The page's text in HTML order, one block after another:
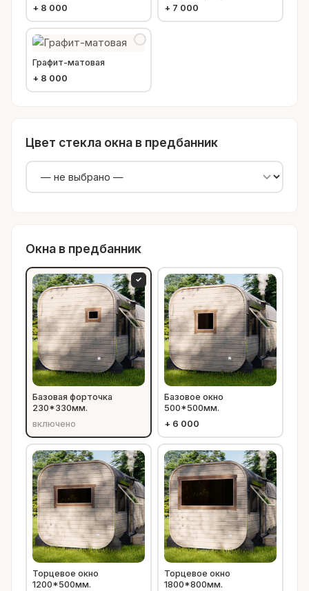
+ 8 000
+ 7 000
Графит-матовая
+ 8 000
Цвет стекла окна в предбанник
Окна в предбанник
Базовая форточка
230*330мм.
включено
✓
Базовое окно
500*500мм.
+ 6 000
Торцевое окно
1200*500мм.
Торцевое окно
1800*800мм.